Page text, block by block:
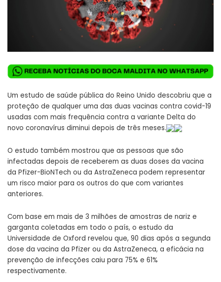
Um estudo de saúde pública do Reino Unido descobriu que a
proteção de qualquer uma das duas vacinas contra covid-19
usadas com mais frequência contra a variante Delta do
novo coronavírus diminui depois de três meses.
O estudo também mostrou que as pessoas que são
infectadas depois de receberem as duas doses da vacina
da Pfizer-BioNTech ou da AstraZeneca podem representar
um risco maior para os outros do que com variantes
anteriores.
Com base em mais de 3 milhões de amostras de nariz e
garganta coletadas em todo o país, o estudo da
Universidade de Oxford revelou que, 90 dias após a segunda
dose da vacina da Pfizer ou da AstraZeneca, a eficácia na
prevenção de infecções caiu para 75% e 61%
respectivamente.